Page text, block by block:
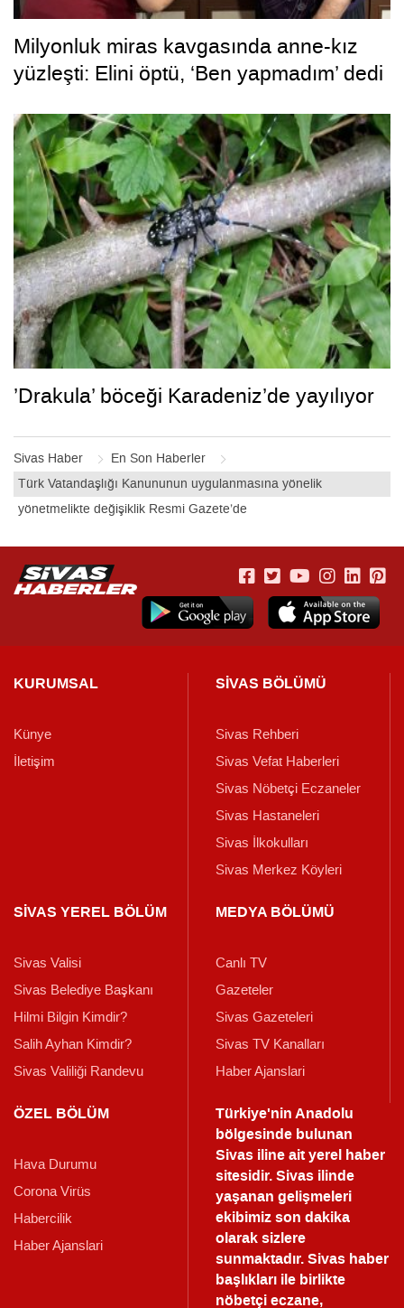
Sivas Haber
En Son Haberler
Türk Vatandaşlığı Kanununun uygulanmasına yönelik
yönetmelikte değişiklik Resmi Gazete’de
Milyonluk miras kavgasında anne-kız
yüzleşti: Elini öptü, ‘Ben yapmadım’ dedi
’Drakula’ böceği Karadeniz’de yayılıyor
KURUMSAL
Künye
İletişim
SİVAS BÖLÜMÜ
Sivas Rehberi
Sivas Vefat Haberleri
Sivas Nöbetçi Eczaneler
Sivas Hastaneleri
Sivas İlkokulları
Sivas Merkez Köyleri
SİVAS YEREL BÖLÜM
Sivas Valisi
Sivas Belediye Başkanı
Hilmi Bilgin Kimdir?
Salih Ayhan Kimdir?
Sivas Valiliği Randevu
MEDYA BÖLÜMÜ
Canlı TV
Gazeteler
Sivas Gazeteleri
Sivas TV Kanalları
Haber Ajanslari
ÖZEL BÖLÜM
Hava Durumu
Corona Virüs
Habercilik
Haber Ajanslari
Türkiye'nin Anadolu
bölgesinde bulunan
Sivas iline ait yerel haber
sitesidir. Sivas ilinde
yaşanan gelişmeleri
ekibimiz son dakika
olarak sizlere
sunmaktadır.Sivas haber
başlıkları ile birlikte
nöbetçi eczane,